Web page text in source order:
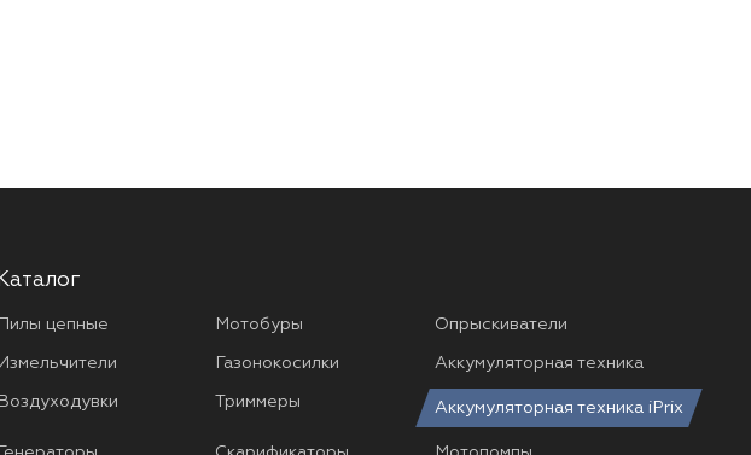
Каталог
Пилы цепные Мотобуры Опрыскиватели
Измельчители Газонокосилки Аккумуляторная техника
Воздуходувки Триммеры Аккумуляторная техника iPrix